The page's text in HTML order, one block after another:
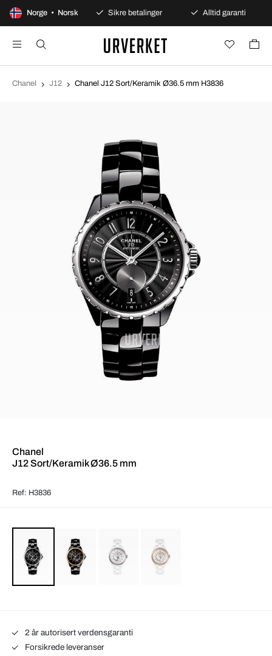
Norge • Norsk
dagers åpent kjøp Sikre betalinger Alltid garanti
Chanel J12 Chanel J12 Sort/Keramik Ø36.5 mm H3836
Chanel
J12 Sort/Keramik Ø36.5 mm
Ref: H3836
2 år autorisert verdensgaranti
Forsikrede leveranser